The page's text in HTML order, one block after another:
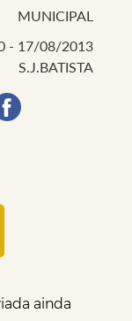
MUNICIPAL
- 17/08/2013
S.J.BATISTA
ainda